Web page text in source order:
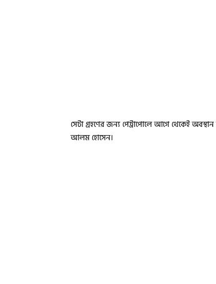
সেটা গ্রহণের জন্য পেট্রাপোলে আগে থেকেই
আলম হোসেন।